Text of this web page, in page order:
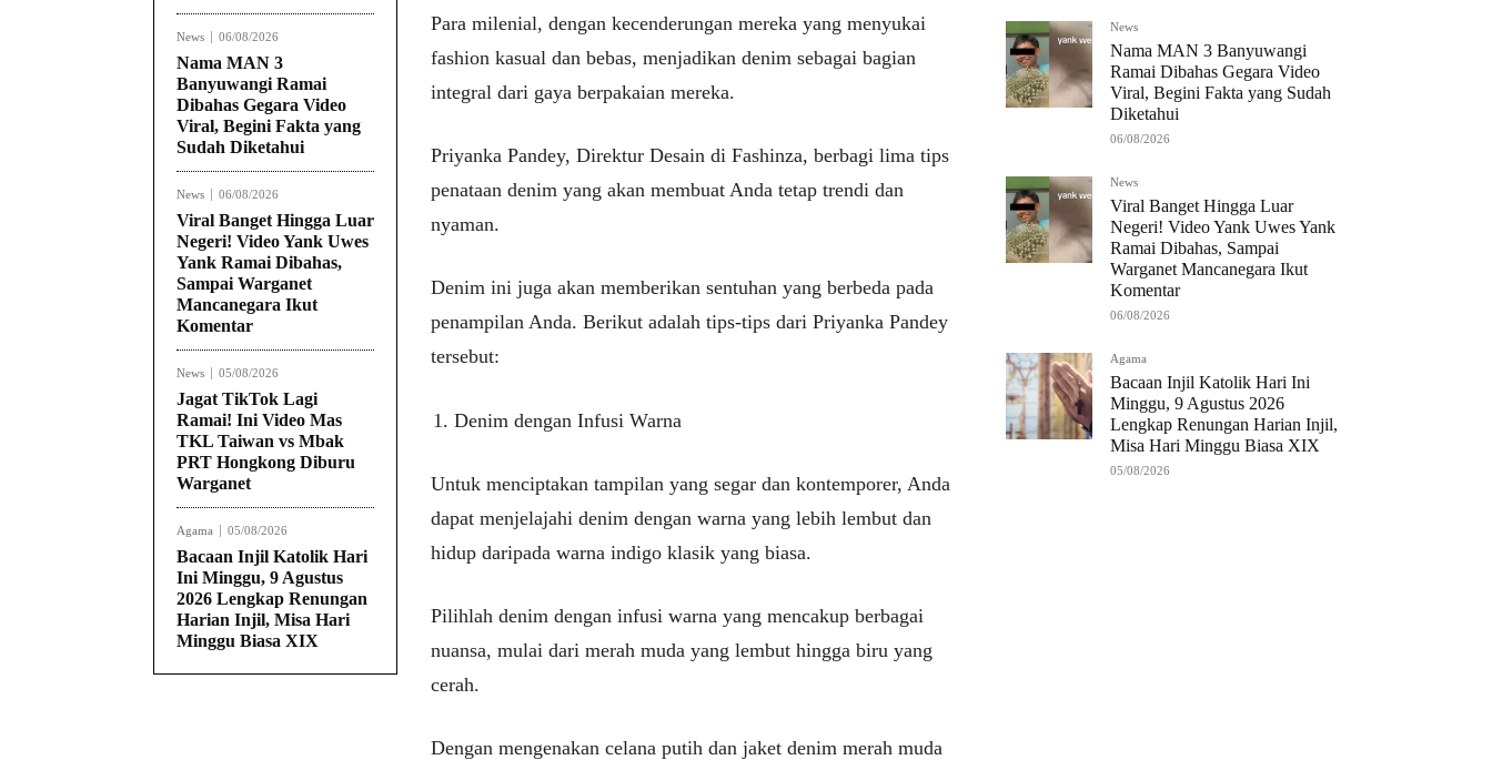
News 06/08/2026
Nama MAN 3
Banyuwangi Ramai
Dibahas Gegara Video
Viral, Begini Fakta yang
Sudah Diketahui
News 06/08/2026
Viral Banget Hingga Luar
Negeri! Video Yank Uwes
Yank Ramai Dibahas,
Sampai Warganet
Mancanegara Ikut
Komentar
News 05/08/2026
Jagat TikTok Lagi
Ramai! Ini Video Mas
TKL Taiwan vs Mbak
PRT Hongkong Diburu
Warganet
Agama 05/08/2026
Bacaan Injil Katolik Hari
Ini Minggu, 9 Agustus
2026 Lengkap Renungan
Harian Injil, Misa Hari
Minggu Biasa XIX
Para milenial, dengan kecenderungan mereka yang menyukai
fashion kasual dan bebas, menjadikan denim sebagai bagian
integral dari gaya berpakaian mereka.
Priyanka Pandey, Direktur Desain di Fashinza, berbagi lima tips
penataan denim yang akan membuat Anda tetap trendi dan
nyaman.
Denim ini juga akan memberikan sentuhan yang berbeda pada
penampilan Anda. Berikut adalah tips-tips dari Priyanka Pandey
tersebut:
Denim dengan Infusi Warna
Untuk menciptakan tampilan yang segar dan kontemporer, Anda
dapat menjelajahi denim dengan warna yang lebih lembut dan
hidup daripada warna indigo klasik yang biasa.
Pilihlah denim dengan infusi warna yang mencakup berbagai
nuansa, mulai dari merah muda yang lembut hingga biru yang
cerah.
Dengan mengenakan celana putih dan jaket denim merah muda
News
Nama MAN 3 Banyuwangi
Ramai Dibahas Gegara Video
Viral, Begini Fakta yang Sudah
Diketahui
06/08/2026
News
Viral Banget Hingga Luar
Negeri! Video Yank Uwes Yank
Ramai Dibahas, Sampai
Warganet Mancanegara Ikut
Komentar
06/08/2026
Agama
Bacaan Injil Katolik Hari Ini
Minggu, 9 Agustus 2026
Lengkap Renungan Harian Injil,
Misa Hari Minggu Biasa XIX
05/08/2026